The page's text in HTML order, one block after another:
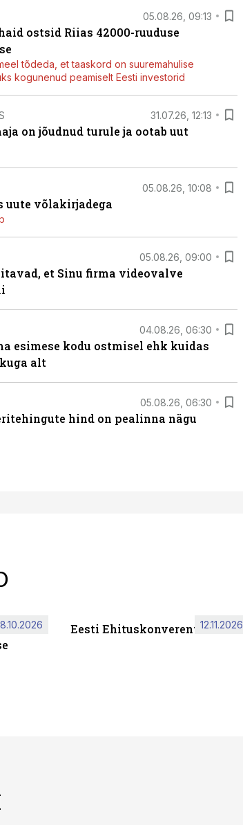
05.08.26, 09:13
ostsid Riias 42000-ruuduse
tõdeda, et taaskord on suuremahulise
kogunenud peamiselt Eesti investorid
31.07.26, 12:13
on jõudnud turule ja ootab uut
05.08.26, 10:08
uute võlakirjadega
05.08.26, 09:00
et Sinu firma videovalve
04.08.26, 06:30
esimese kodu ostmisel ehk kuidas
alt
05.08.26, 06:30
hind on pealinna nägu
Eesti Ehituskonverents 2026
12.11.2026